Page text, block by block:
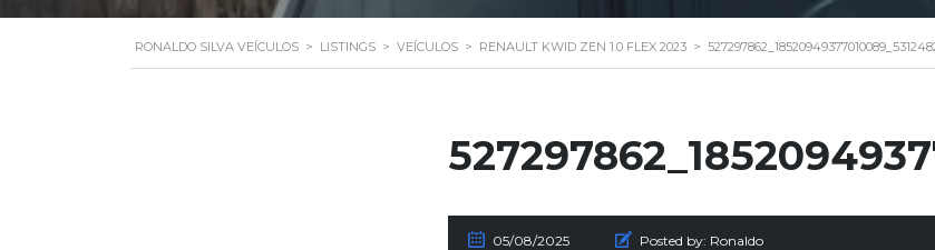
RONALDO SILVA VEÍCULOS > LISTINGS > VEÍCULOS > RENAULT KWID ZEN 1.0 FLEX 2023 >
05/08/2025 Posted by: Ronaldo